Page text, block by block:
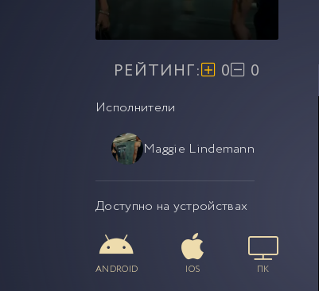
РЕЙТИНГ: 0 0
Исполнители
Maggie Lindemann
Доступно на устройствах
ANDROID IOS ПК